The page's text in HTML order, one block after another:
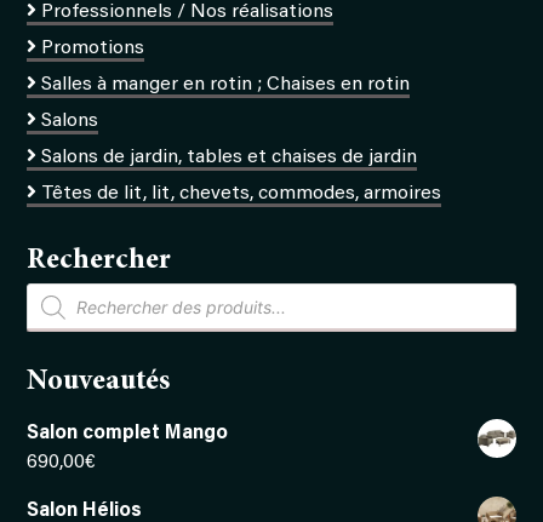
Professionnels / Nos réalisations
Promotions
Salles à manger en rotin ; Chaises en rotin
Salons
Salons de jardin, tables et chaises de jardin
Têtes de lit, lit, chevets, commodes, armoires
Rechercher
Recherche
de
produits
Nouveautés
Salon complet Mango
690,00€
Salon Hélios